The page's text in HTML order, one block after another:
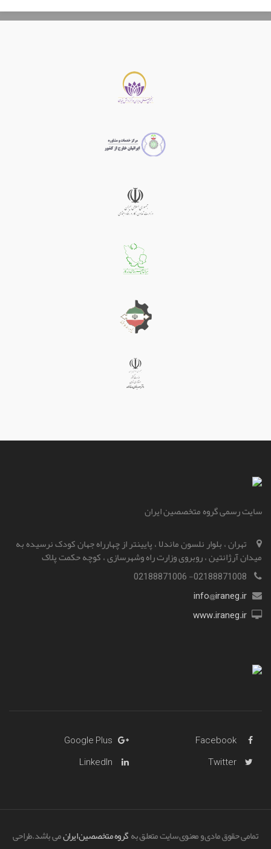
سایت رسمی گروه متخصصین ایران
تهران ، بلوار نلسون ماندلا ، پایینتر از چهارراه جهان کودک نرسیده به
میدان آرژانتین ، روبروی وزارت راه و‌شهرسازی ، کوچه حکمت پلاک
info@iraneg.ir
www.iraneg.ir
Facebook
Google Plus
Twitter
LinkedIn
تمامی حقوق مادی و معنوی سایت متعلق بهگروه متخصصین ایرانمی باشد.طراحی